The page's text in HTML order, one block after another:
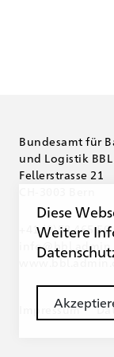
Bundesamt für
und Logistik BBL
Fellerstrasse 21
+41 (0)58 465 50
Impressum
Diese
Weitere